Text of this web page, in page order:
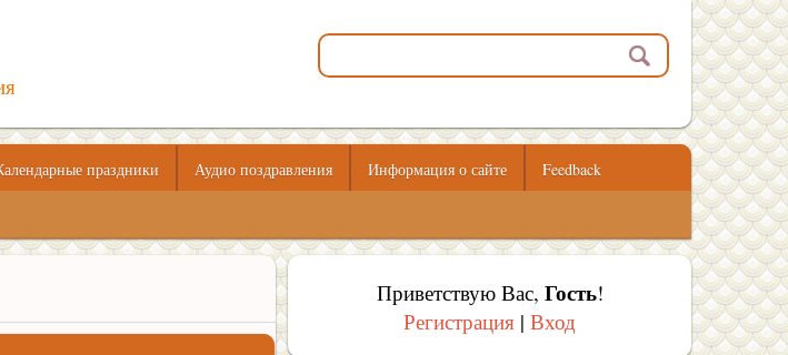
праздники Аудио поздравления Информация о сайте Feedback
Приветствую Вас, Гость!
Регистрация |Вход